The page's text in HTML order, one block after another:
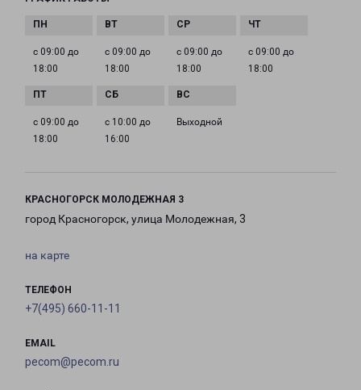
с 09:00 до
18:00
с 09:00 до
18:00
с 09:00 до
18:00
с 09:00 до
18:00
с 09:00 до
18:00
с 10:00 до
16:00
Выходной
КРАСНОГОРСК МОЛОДЕЖНАЯ 3
город Красногорск, улица Молодежная, 3
на карте
ТЕЛЕФОН
+7(495) 660-11-11
EMAIL
pecom@pecom.ru